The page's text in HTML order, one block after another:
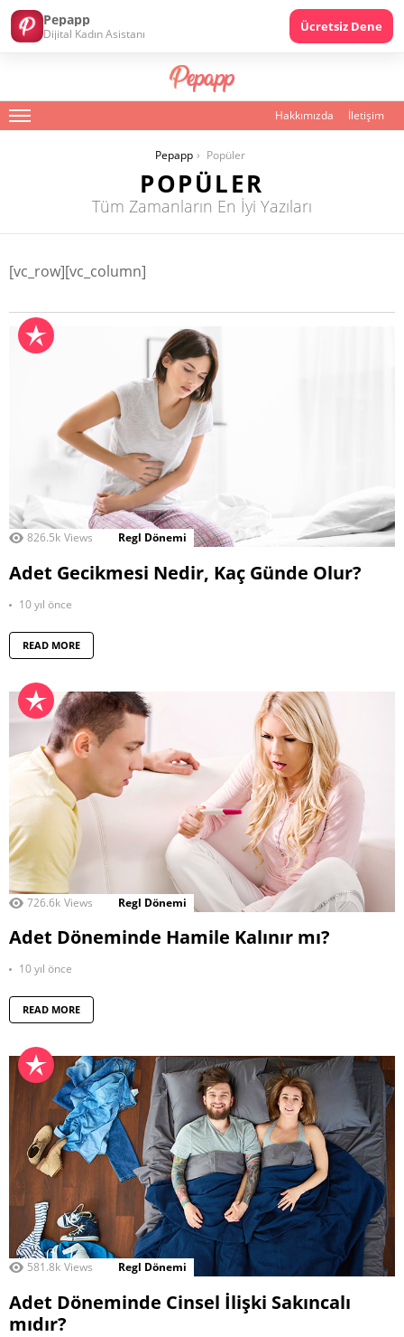
Menu Hakkımızda İletişim
Pepapp Popüler
POPÜLER
Tüm Zamanların En İyi Yazıları
[vc_row][vc_column]
826.5k Views Regl Dönemi
Adet Gecikmesi Nedir, Kaç Günde Olur?
10 yıl önce
READ MORE
726.6k Views Regl Dönemi
Adet Döneminde Hamile Kalınır mı?
10 yıl önce
READ MORE
581.8k Views Regl Dönemi
Adet Döneminde Cinsel İlişki Sakıncalı
mıdır?
Pepapp
Dijital Kadın Asistanı Ücretsiz Dene